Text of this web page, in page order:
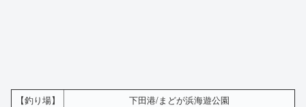
【釣り場】
下田港/まどが浜海遊公園